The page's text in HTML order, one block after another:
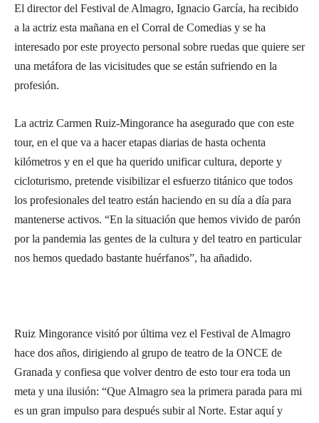
El director del Festival de Almagro, Ignacio García, ha recibido
a la actriz esta mañana en el Corral de Comedias y se ha
interesado por este proyecto personal sobre ruedas que quiere ser
una metáfora de las vicisitudes que se están sufriendo en la
profesión.
La actriz Carmen Ruiz-Mingorance ha asegurado que con este
tour, en el que va a hacer etapas diarias de hasta ochenta
kilómetros y en el que ha querido unificar cultura, deporte y
cicloturismo, pretende visibilizar el esfuerzo titánico que todos
los profesionales del teatro están haciendo en su día a día para
mantenerse activos. “En la situación que hemos vivido de parón
por la pandemia las gentes de la cultura y del teatro en particular
nos hemos quedado bastante huérfanos”, ha añadido.
Ruiz Mingorance visitó por última vez el Festival de Almagro
hace dos años, dirigiendo al grupo de teatro de la ONCE de
Granada y confiesa que volver dentro de esto tour era toda un
meta y una ilusión: “Que Almagro sea la primera parada para mi
es un gran impulso para después subir al Norte. Estar aquí y